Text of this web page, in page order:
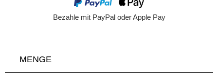
Bezahle mit PayPal oder Apple Pay
MENGE